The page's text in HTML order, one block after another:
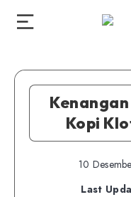
Kopi
10
Last